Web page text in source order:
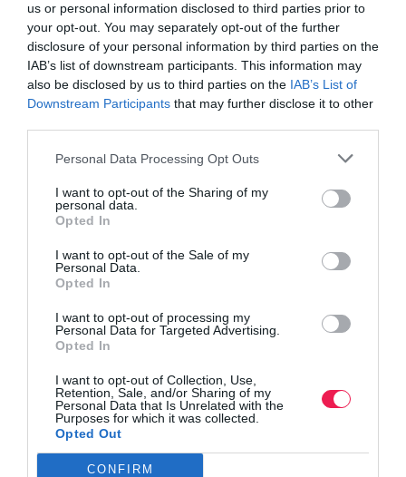
us or personal information disclosed to third parties prior to
your opt-out. You may separately opt-out of the further
disclosure of your personal information by third parties on the
IAB’s list of downstream participants. This information may
also be disclosed by us to third parties on the IAB’s List of
Downstream Participants that may further disclose it to other
Personal Data Processing Opt Outs
I want to opt-out of the Sharing of my
personal data.
Opted In
I want to opt-out of the Sale of my
Personal Data.
Opted In
I want to opt-out of processing my
Personal Data for Targeted Advertising.
Opted In
I want to opt-out of Collection, Use,
Retention, Sale, and/or Sharing of my
Personal Data that Is Unrelated with the
Purposes for which it was collected.
Opted Out
CONFIRM
Βρες το RUNNER!
Όλα τα Τεύχη